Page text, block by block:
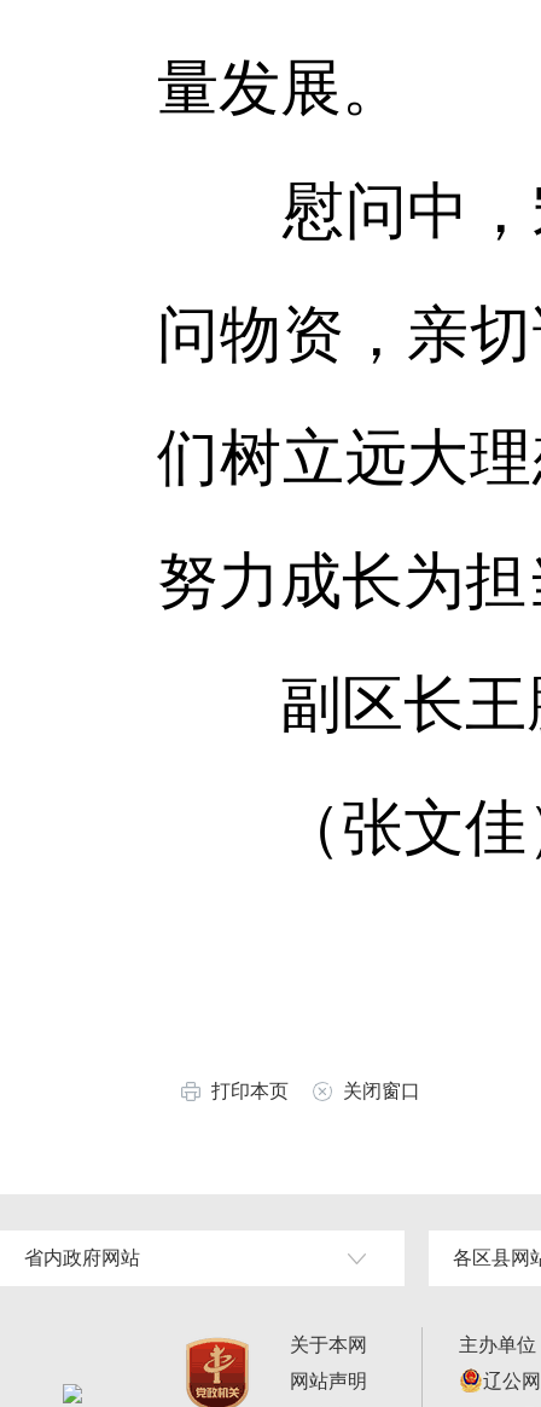
量发展。
慰问中，
问物资，亲
们树立远大
努力成长为
副区长王
（张文佳
打印本页 关闭窗口
省内政府网站 各区县网
关于本网
网站声明
主办单
辽公